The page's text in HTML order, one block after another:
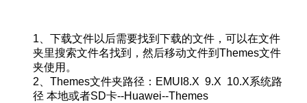
1、下载文件以后需要找到下载的文件，可以在文件
夹里搜索文件名找到，然后移动文件到Themes文件
夹使用。
2、Themes文件夹路径：EMUI8.X 9.X 10.X系统路
径 本地或者SD卡--Huawei--Themes